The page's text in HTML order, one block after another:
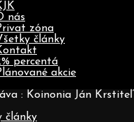
nás
zóna
články
percentá
akcie
: Koinonia Ján Krstiteľ
články